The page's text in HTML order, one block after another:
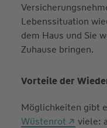
Lebenssituation
dem Haus und Sie
Zuhause bringen.
Vorteile der
Möglichkeiten gibt
Wüstenrot
viele: